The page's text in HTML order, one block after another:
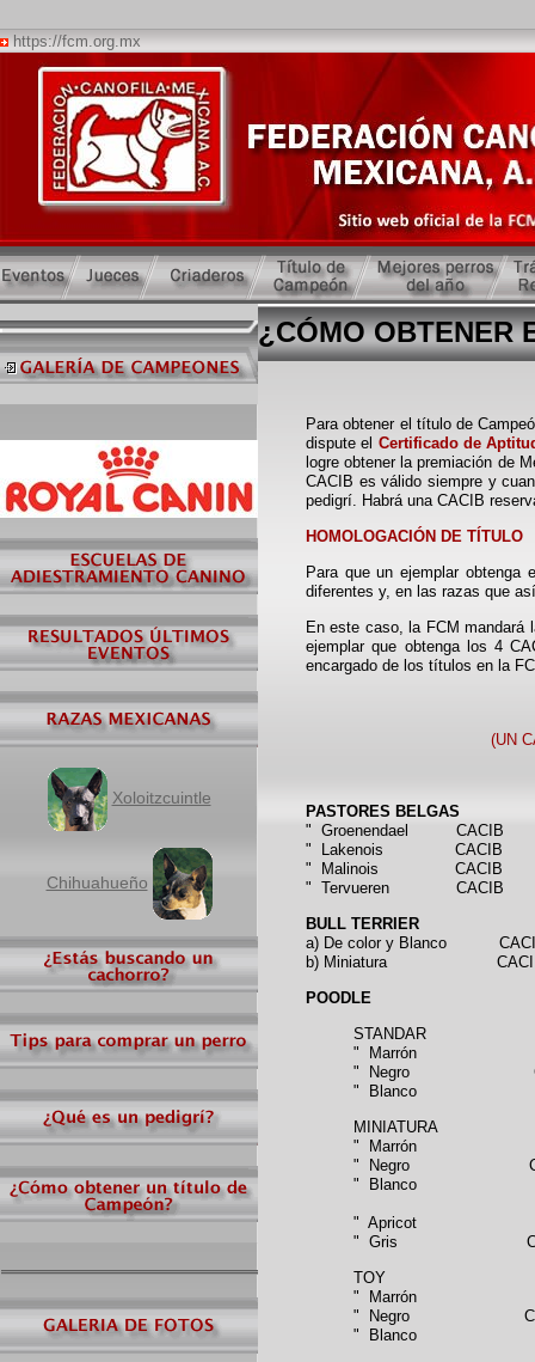
https://fcm.org.mx
Xoloitzcuintle
Chihuahueño
¿CÓMO OBTENER
Para obtener el título de
dispute el Certificado de
logre obtener la premiación de
CACIB es válido siempre y
pedigrí. Habrá una CACIB
HOMOLOGACIÓN DE TÍTULO
Para que un ejemplar obtenga
diferentes y, en las razas que
En este caso, la FCM mandará
ejemplar que obtenga los 4
encargado de los títulos en la
(UN
PASTORES BELGAS
" Groenendael CACIB
" Lakenois CACIB
" Malinois CACIB
" Tervueren CACIB
BULL TERRIER
a) De color y Blanco CACIB
b) Miniatura
POODLE
STANDAR
" Marrón
" Negro CACIB
" Blanco
MINIATURA
" Marrón
" Negro CACIB
" Blanco
" Apricot
" Gris CACIB (uno
TOY
" Marrón
" Negro CACIB
" Blanco